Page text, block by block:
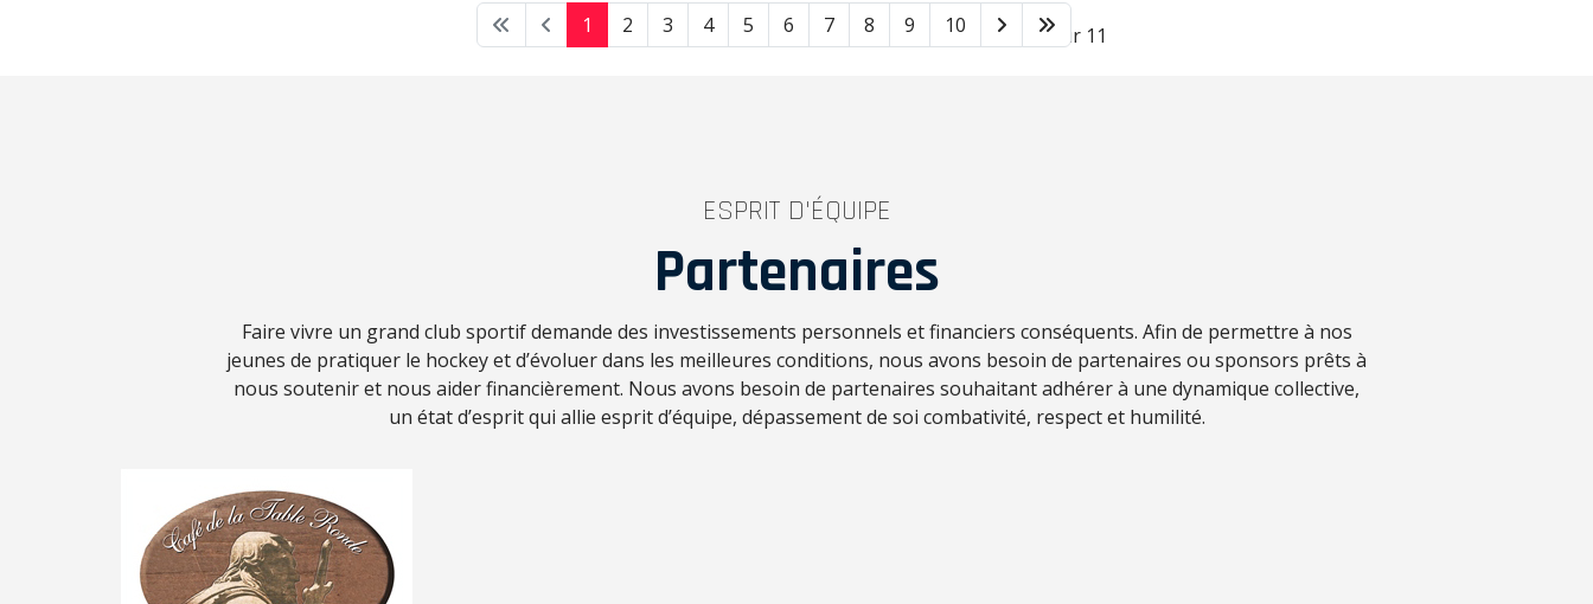
Page 1 sur 11
1 2 3 4 5 6 7 8 9 10
ESPRIT D'ÉQUIPE
Partenaires
Faire vivre un grand club sportif demande des investissements personnels et financiers conséquents. Afin de permettre à nos
jeunes de pratiquer le hockey et d’évoluer dans les meilleures conditions, nous avons besoin de partenaires ou sponsors prêts à
nous soutenir et nous aider financièrement. Nous avons besoin de partenaires souhaitant adhérer à une dynamique collective,
un état d’esprit qui allie esprit d’équipe, dépassement de soi combativité, respect et humilité.